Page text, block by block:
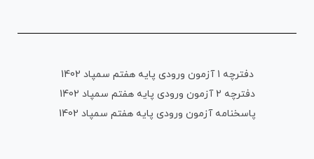
دفترچه 1 آزمون ورودی پایه هفتم سمپاد 1402
دفترچه 2 آزمون ورودی پایه هفتم سمپاد 1402
پاسخنامه آزمون ورودی پایه هفتم سمپاد 1402